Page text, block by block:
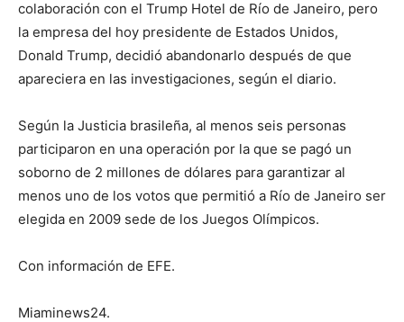
colaboración con el Trump Hotel de Río de Janeiro, pero
la empresa del hoy presidente de Estados Unidos,
Donald Trump, decidió abandonarlo después de que
apareciera en las investigaciones, según el diario.
Según la Justicia brasileña, al menos seis personas
participaron en una operación por la que se pagó un
soborno de 2 millones de dólares para garantizar al
menos uno de los votos que permitió a Río de Janeiro ser
elegida en 2009 sede de los Juegos Olímpicos.
Con información de EFE.
Miaminews24.